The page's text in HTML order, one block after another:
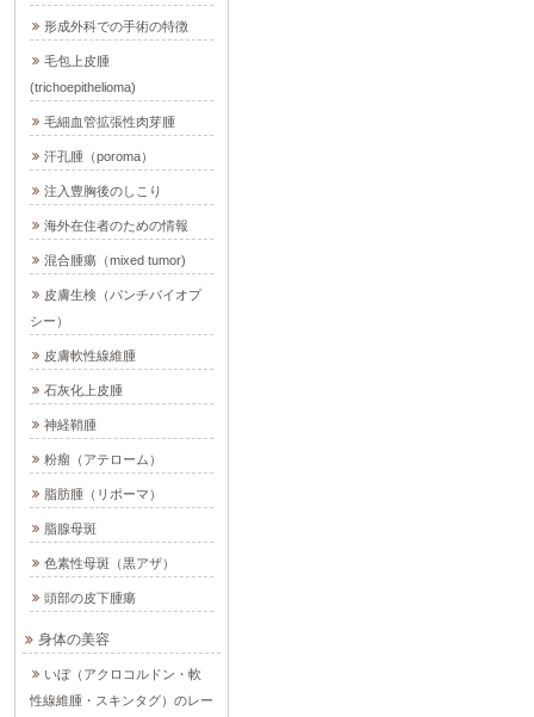
形成外科での手術の特徴
毛包上皮腫
(trichoepithelioma)
毛細血管拡張性肉芽腫
汗孔腫（poroma）
注入豊胸後のしこり
海外在住者のための情報
混合腫瘍（mixed tumor)
皮膚生検（パンチバイオプ
シー）
皮膚軟性線維腫
石灰化上皮腫
神経鞘腫
粉瘤（アテローム）
脂肪腫（リポーマ）
脂腺母斑
色素性母斑（黒アザ）
頭部の皮下腫瘍
身体の美容
いぼ（アクロコルドン・軟
性線維腫・スキンタグ）のレー